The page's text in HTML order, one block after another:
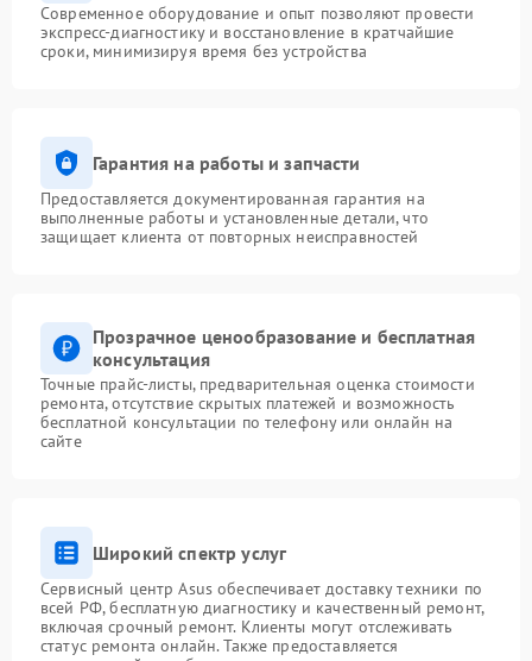
Современное оборудование и опыт позволяют провести
экспресс-диагностику и восстановление в кратчайшие
сроки, минимизируя время без устройства
Гарантия на работы и запчасти
Предоставляется документированная гарантия на
выполненные работы и установленные детали, что
защищает клиента от повторных неисправностей
Прозрачное ценообразование и бесплатная
консультация
Точные прайс-листы, предварительная оценка стоимости
ремонта, отсутствие скрытых платежей и возможность
бесплатной консультации по телефону или онлайн на
сайте
Широкий спектр услуг
Сервисный центр Asus обеспечивает доставку техники по
всей РФ, бесплатную диагностику и качественный ремонт,
включая срочный ремонт. Клиенты могут отслеживать
статус ремонта онлайн. Также предоставляется